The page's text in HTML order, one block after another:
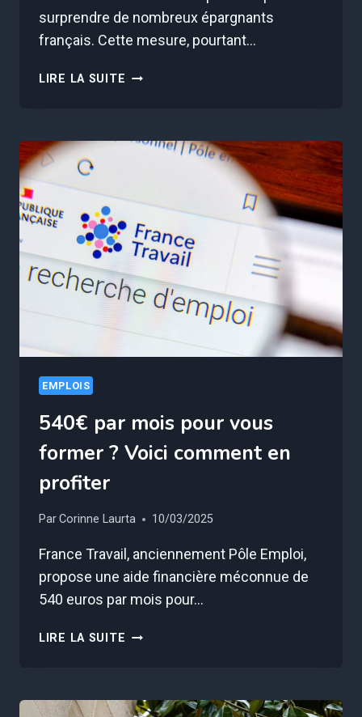
surprendre de nombreux épargnants
français. Cette mesure, pourtant…
LIRE LA SUITE L’ÉTAT
LIVRET
PRÉAVIS
ET
C’EST
TERRIFIANT
!
EMPLOIS
540€ par mois pour vous
former ? Voici comment en
profiter
ParCorinne Laurta 10/03/2025
France Travail, anciennement Pôle Emploi,
propose une aide financière méconnue de
540 euros par mois pour…
LIRE LA SUITE 540€
VOUS